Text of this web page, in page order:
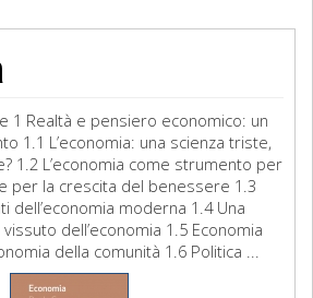
1 Realtà e pensiero economico: un
1.1 L’economia: una scienza triste,
1.2 L’economia come strumento per
per la crescita del benessere 1.3
dell’economia moderna 1.4 Una
dell’economia 1.5 Economia
della comunità 1.6 Politica ...